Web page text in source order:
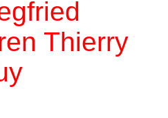
Thierry